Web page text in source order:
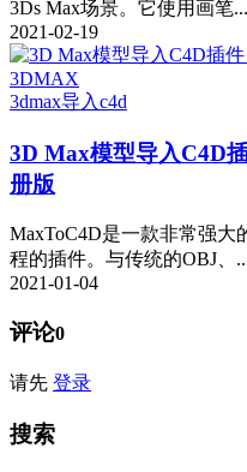
3Ds Max场景。它使用画笔...
2021-02-19
3DMAX
3dmax导入c4d
3D Max模型导入C4D
册版
MaxToC4D是一款非常强大
程的插件。与传统的OBJ、
2021-01-04
评论0
请先 登录
搜索